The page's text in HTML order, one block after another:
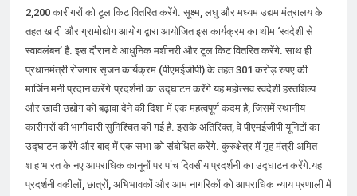
2,200 कारीगरों को टूल किट वितरित करेंगे. सूक्ष्म, लघु और मध्यम उद्यम मंत्रालय के
तहत खादी और ग्रामोद्योग आयोग द्वारा आयोजित इस कार्यक्रम का थीम ‘स्वदेशी से
स्वावलंबन’ है. इस दौरान वे आधुनिक मशीनरी और टूल किट वितरित करेंगे. साथ ही
प्रधानमंत्री रोजगार सृजन कार्यक्रम (पीएमईजीपी) के तहत 301 करोड़ रुपए की
मार्जिन मनी प्रदान करेंगे.प्रदर्शनी का उद्घाटन करेंगे यह महोत्सव स्वदेशी हस्तशिल्प
और खादी उद्योग को बढ़ावा देने की दिशा में एक महत्वपूर्ण कदम है, जिसमें स्थानीय
कारीगरों की भागीदारी सुनिश्चित की गई है. इसके अतिरिक्त, वे पीएमईजीपी यूनिटों का
उद्घाटन करेंगे और बाद में एक सभा को संबोधित करेंगे. कुरुक्षेत्र में गृह मंत्री अमित
शाह भारत के नए आपराधिक कानूनों पर पांच दिवसीय प्रदर्शनी का उद्घाटन करेंगे.यह
प्रदर्शनी वकीलों, छात्रों, अभिभावकों और आम नागरिकों को आपराधिक न्याय प्रणाली में